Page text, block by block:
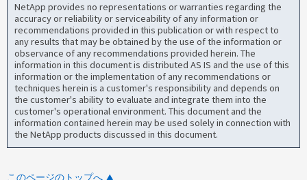
NetApp provides no representations or warranties regarding the
accuracy or reliability or serviceability of any information or
recommendations provided in this publication or with respect to
any results that may be obtained by the use of the information or
observance of any recommendations provided herein. The
information in this document is distributed AS IS and the use of this
information or the implementation of any recommendations or
techniques herein is a customer's responsibility and depends on
the customer's ability to evaluate and integrate them into the
customer's operational environment. This document and the
information contained herein may be used solely in connection with
the NetApp products discussed in this document.
このページのトップへ